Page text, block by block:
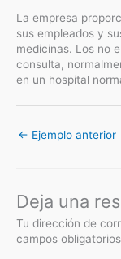
La empresa
sus empleados y
medicinas. Los no
consulta,
en un hospital
← Ejemplo anterior
Deja una
Tu dirección de
campos